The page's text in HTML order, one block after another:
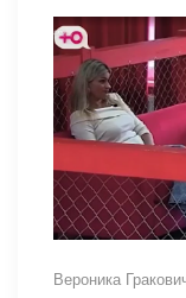
Вероника